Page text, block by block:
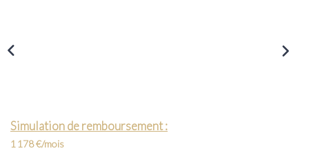
Nous Rejoindre
Simulation de remboursement :
1 178 €/mois